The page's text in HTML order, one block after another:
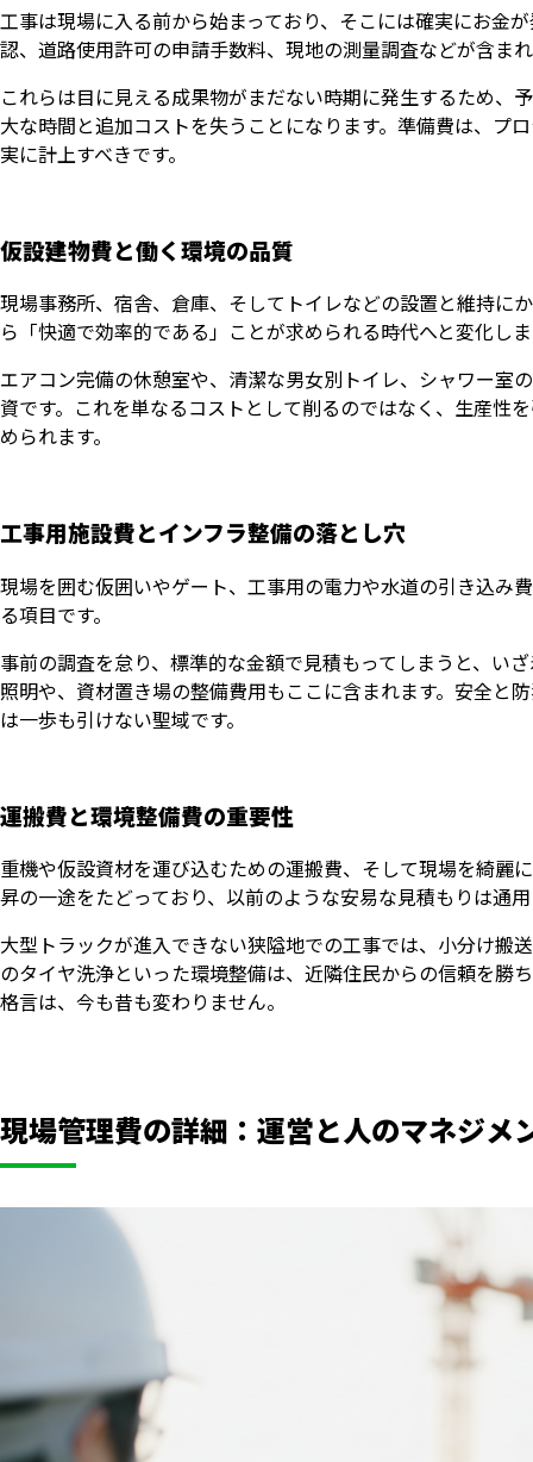
工事は現場に入る前から始まっており、そこには確実にお金
認、道路使用許可の申請手数料、現地の測量調査などが含ま
これらは目に見える成果物がまだない時期に発生するため、
大な時間と追加コストを失うことになります。準備費は、プ
実に計上すべきです。
仮設建物費と働く環境の品質
現場事務所、宿舎、倉庫、そしてトイレなどの設置と維持に
ら「快適で効率的である」ことが求められる時代へと変化し
エアコン完備の休憩室や、清潔な男女別トイレ、シャワー室
資です。これを単なるコストとして削るのではなく、生産性
められます。
工事用施設費とインフラ整備の落とし穴
現場を囲む仮囲いやゲート、工事用の電力や水道の引き込み
る項目です。
事前の調査を怠り、標準的な金額で見積もってしまうと、い
照明や、資材置き場の整備費用もここに含まれます。安全と
は一歩も引けない聖域です。
運搬費と環境整備費の重要性
重機や仮設資材を運び込むための運搬費、そして現場を綺麗
昇の一途をたどっており、以前のような安易な見積もりは通
大型トラックが進入できない狭隘地での工事では、小分け搬
のタイヤ洗浄といった環境整備は、近隣住民からの信頼を勝
格言は、今も昔も変わりません。
現場管理費の詳細：運営と人のマネジメ